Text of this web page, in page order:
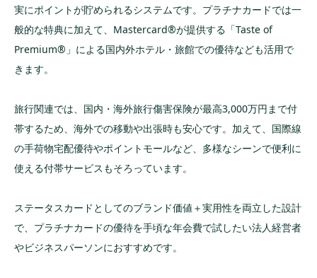
実にポイントが貯められるシステムです。プラチナカードでは一
般的な特典に加えて、Mastercard®が提供する「Taste of
Premium®」による国内外ホテル・旅館での優待なども活用で
きます。
旅行関連では、国内・海外旅行傷害保険が最高3,000万円まで付
帯するため、海外での移動や出張時も安心です。加えて、国際線
の手荷物宅配優待やポイントモールなど、多様なシーンで便利に
使える付帯サービスもそろっています。
ステータスカードとしてのブランド価値＋実用性を両立した設計
で、プラチナカードの優待を手頃な年会費で試したい法人経営者
やビジネスパーソンにおすすめです。